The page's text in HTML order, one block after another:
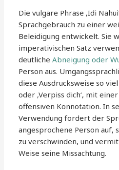
Die vulgäre Phrase ‚Idi
Sprachgebrauch zu einer
Beleidigung entwickelt. Sie
imperativischen Satz
deutlicheAbneigung oder
Person aus.
diese Ausdrucksweise so viel
oder ‚Verpiss dich‘, mit
offensiven Konnotation. In
Verwendung fordert der
angesprochene Person auf,
zu verschwinden, und
Weise seine Missachtung.